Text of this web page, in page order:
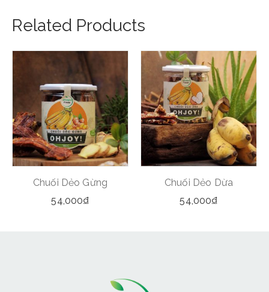
Related Products
Chuối Dẻo Gừng
54,000₫
Chuối Dẻo Dừa
54,000₫